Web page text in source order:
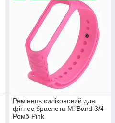
Ремінець силіконовий для
фітнес браслета Mi Band 3/4
Ромб Pink